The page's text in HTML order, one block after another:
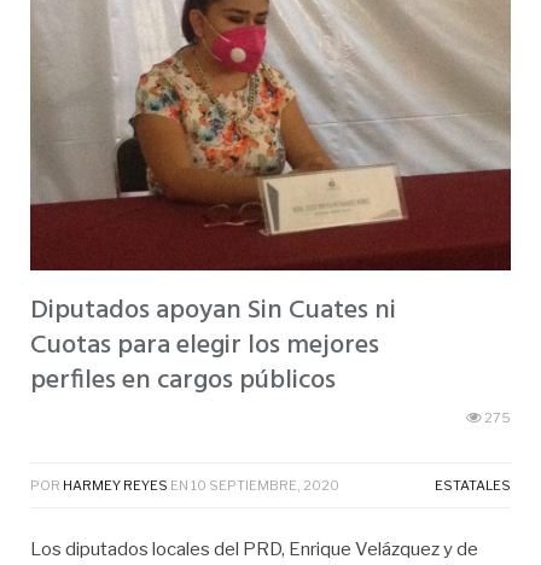
Diputados apoyan Sin Cuates ni
Cuotas para elegir los mejores
perfiles en cargos públicos
275
POR HARMEY REYES EN 10 SEPTIEMBRE, 2020 ESTATALES
Los diputados locales del PRD, Enrique Velázquez y de